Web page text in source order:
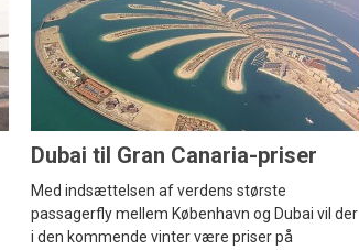
Dubai til Gran Canaria-priser
Med indsættelsen af verdens største
passagerfly mellem København og Dubai vil der
i den kommende vinter være priser på